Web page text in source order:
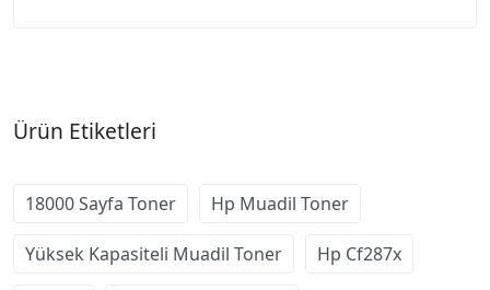
Ürün Etiketleri
18000 Sayfa Toner Hp Muadil Toner
Yüksek Kapasiteli Muadil Toner Hp Cf287x